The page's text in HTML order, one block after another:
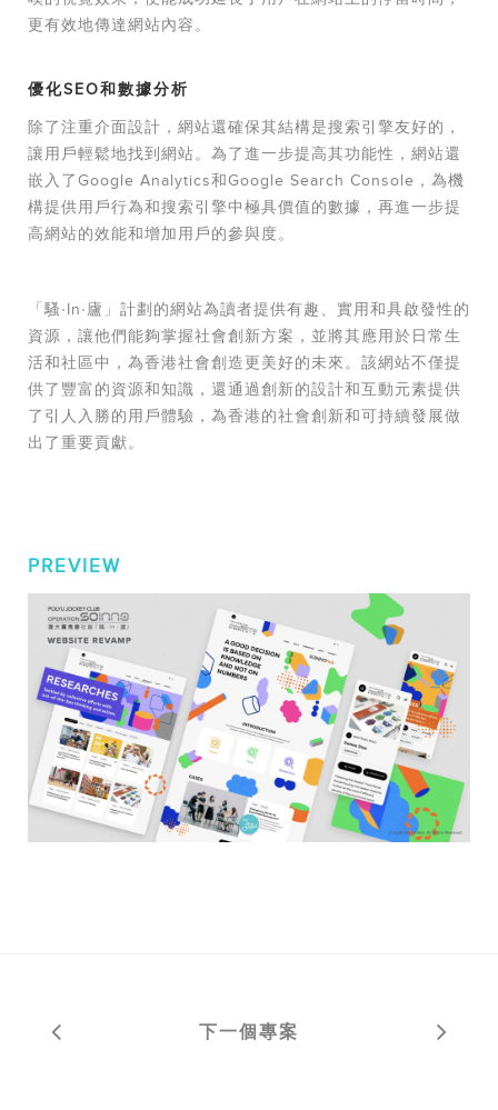
更有效地傳達網站內容。
優化SEO和數據分析
除了注重介面設計，網站還確保其結構是搜索引擎友好的，
讓用戶輕鬆地找到網站。為了進一步提高其功能性，網站還
嵌入了Google Analytics和Google Search Console，為機
構提供用戶行為和搜索引擎中極具價值的數據，再進一步提
高網站的效能和增加用戶的參與度。
「騷‧In‧廬」計劃的網站為讀者提供有趣、實用和具啟發性的
資源，讓他們能夠掌握社會創新方案，並將其應用於日常生
活和社區中，為香港社會創造更美好的未來。該網站不僅提
供了豐富的資源和知識，還通過創新的設計和互動元素提供
了引人入勝的用戶體驗，為香港的社會創新和可持續發展做
出了重要貢獻。
PREVIEW
下一個專案